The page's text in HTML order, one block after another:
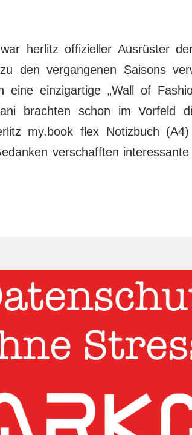
herlitz offizieller Ausrüster
den vergangenen Saisons
eine einzigartige „Wall of
brachten schon im Vorfeld
my.book flex Notizbuch
verschafften